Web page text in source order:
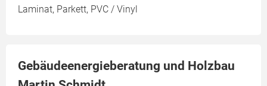
Laminat, Parkett, PVC / Vinyl
Gebäudeenergieberatung und Holzbau